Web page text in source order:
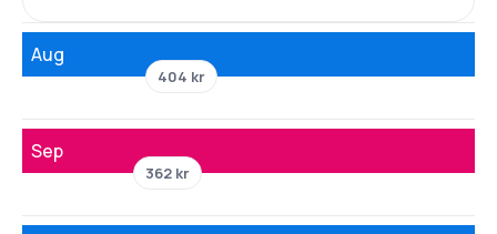
Aug
404 kr
Sep
362 kr